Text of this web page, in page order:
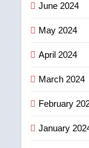
June 2024
May 2024
April 2024
March 2024
February
January